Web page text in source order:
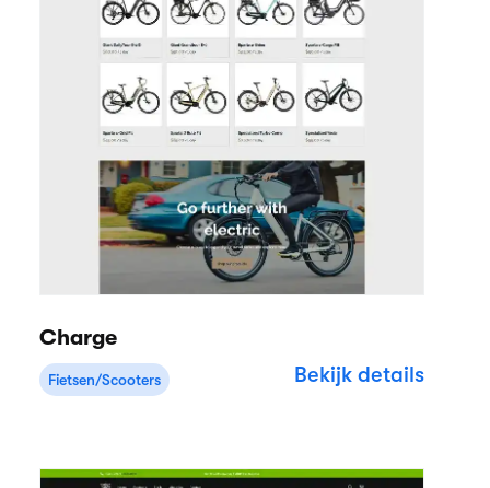
Charge
Fietsen/Scooters Bekijk details